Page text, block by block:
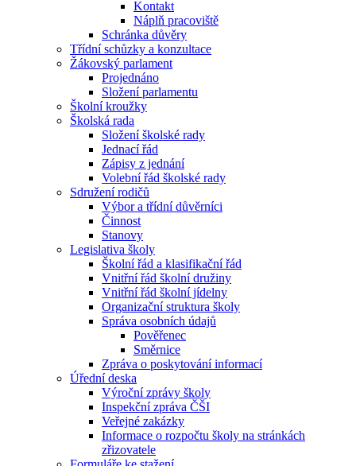
Kontakt
Náplň pracoviště
Schránka důvěry
Třídní schůzky a konzultace
Žákovský parlament
Projednáno
Složení parlamentu
Školní kroužky
Školská rada
Složení školské rady
Jednací řád
Zápisy z jednání
Volební řád školské rady
Sdružení rodičů
Výbor a třídní důvěrníci
Činnost
Stanovy
Legislativa školy
Školní řád a klasifikační řád
Vnitřní řád školní družiny
Vnitřní řád školní jídelny
Organizační struktura školy
Správa osobních údajů
Pověřenec
Směrnice
Zpráva o poskytování informací
Úřední deska
Výroční zprávy školy
Inspekční zpráva ČŠI
Veřejné zakázky
Informace o rozpočtu školy na stránkách
zřizovatele